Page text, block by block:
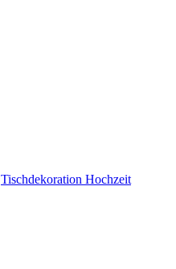
Tischdekoration Hochzeit